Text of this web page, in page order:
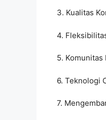
3. Kualitas
4.
5.
6. Teknologi
7.